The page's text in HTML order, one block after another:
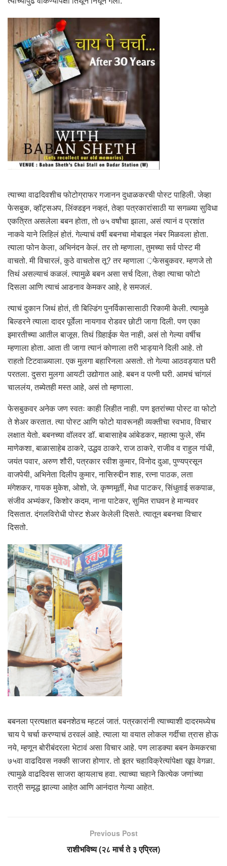
त्याच्या वाढदिवशीच फोटोग्राफर गजानन दुधाळकरची पोस्ट पाहिली. जेव्हा
फेसबुक, व्हॉट्सअप, लिंक्डइन नव्हतं, तेव्हा पत्रकारांसाठी या सगळ्या सुविधा
एकत्रित असलेला बबन होता, तो ७५ वर्षांचा झाला, असं त्यानं व प्रशांत
नाकवे याने लिहिलं होतं. गेल्याचं वर्षी बबनचा मोबाइल नंबर मिळवला होता.
त्याला फोन केला, अभिनंदन केलं. तर तो म्हणाला, तुमच्या सर्व पोस्ट मी
वाचतो. मी विचारलं, कुठे वाचतोस तू? तर म्हणाला ़फेसबुकवर. म्हणजे तो
तिथं असल्याचं कळलं. त्यामुळे बबन असा सर्च दिला, तेव्हा त्याचा फोटो
दिसला आणि त्याचं आडनाव केमकर आहे, हे समजलं.
त्याचं दुकान जिथं होतं, ती बिल्डिंग पुनर्विकासासाठी रिकामी केली. त्यामुळे
बिल्डरने त्याला दादर पूर्वेला नायगाव रोडवर छोटी जागा दिली. पण एका
इमारतीच्या आतील बाजूस. तिथं गिर्‍हाईक येत नाही, असं तो गेल्या वर्षीच
म्हणाला होता. आता ती जागा त्यानं कोणाला तरी भाड्याने दिली आहे. तो
राहतो टिटवाळ्याला. एक मुलगा बहारिनला असतो. तो गेल्या आठवड्यात घरी
परतला. दुसरा मुलगा आयटी उद्योगात आहे. बबन व पत्नी घरी. आमचं चांगलं
चाललंय, तब्येतही मस्त आहे, असं तो म्हणाला.
फेसबुकवर अनेक जण स्वतः काही लिहीत नाही. पण इतरांच्या पोस्ट वा फोटो
ते शेअर करतात. त्या पोस्ट आणि फोटो यावरूनही व्यक्तीचा स्वभाव, विचार
लक्षात येतो. बबनच्या वॉलवर डॉ. बाबासाहेब आंबेडकर, महात्मा फुले, सॅम
माणेकशा, बाळासाहेब ठाकरे, उद्धव ठाकरे, राज ठाकरे, राजीव व राहुल गांधी,
जयंत पवार, अरुण शौरी, पत्रकार रवीश कुमार, विनोद दुआ, पुण्यप्रसून
वाजपेयी, अभिनेता दिलीप कुमार, नासिरुद्दीन शाह, रत्ना पाठक, लता
मंगेशकर, गायक मुकेश, ओशो, जे. कृष्णमूर्ती, मेधा पाटकर, सिंधुताई सकपाळ,
संजीव अभ्यंकर, किशोर कदम, नाना पाटेकर, सुमित राघवन हे मान्यवर
दिसतात. दंगलविरोधी पोस्ट शेअर केलेली दिसते. त्यातून बबनचा विचार
दिसतो.
बबनला प्रत्यक्षात बबनशेठच म्हटलं जातं. पत्रकारांनी त्याच्याशी दादरमध्येच
चाय पे चर्चा करण्याचं ठरवलं आहे. त्याला या वयात लोकल गर्दीचा त्रास होऊ
नये, म्हणून बोरीबंदरला भेटावं असा विचार आहे. पण लाडक्या बबन केमकरचा
७५वा वाढदिवस नक्की साजरा होणार. तो इतर चहाविक्रेत्यांंपेक्षा खूप वेगळा.
त्यामुळे वाढदिवस साजरा व्हायलाच हवा. त्याच्या चहाने कित्येक जणांच्या
रात्री समृद्ध झाल्या आहेत आणि आनंदात गेल्या आहेत.
Previous Post
राशीभविष्य (२८ मार्च ते ३ एप्रिल)